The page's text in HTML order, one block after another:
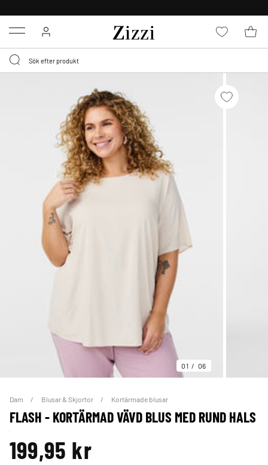
Menu
01 06
Dam Blusar & Skjortor Kortärmade blusar
FLASH - KORTÄRMAD VÄVD BLUS MED RUND HALS
199,95 kr